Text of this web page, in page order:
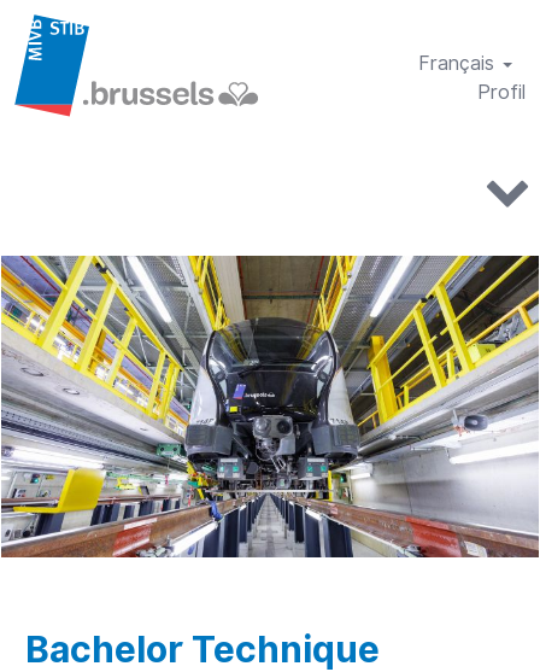
Français
Profil
techniques
Bachelor Technique